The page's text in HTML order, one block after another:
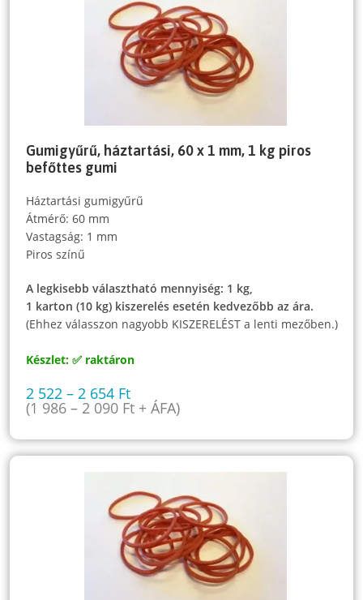
Gumigyűrű, háztartási, 60 x 1 mm, 1 kg piros
befőttes gumi
Háztartási gumigyűrű
Átmérő: 60 mm
Vastagság: 1 mm
Piros színű
A legkisebb választható mennyiség: 1 kg,
1 karton (10 kg) kiszerelés esetén kedvezőbb az ára.
(Ehhez válasszon nagyobb KISZERELÉST a lenti mezőben.)
Készlet: ✅ raktáron
2 522–2 654 Ft
(1 986– 2 090 Ft + ÁFA)